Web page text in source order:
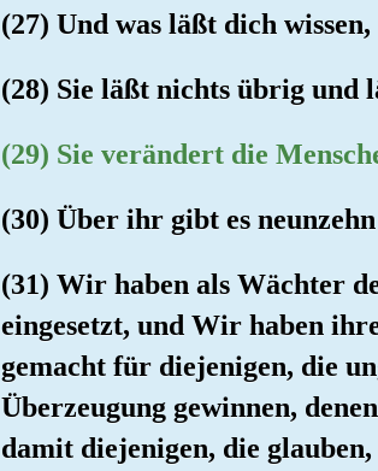
(27) Und was läßt dich
(28) Sie läßt nichts übrig und
(29) Sie verändert die
(30) Über ihr gibt es
(31) Wir haben als Wächter
eingesetzt, und Wir haben
gemacht für diejenigen, die
Überzeugung gewinnen,
damit diejenigen, die